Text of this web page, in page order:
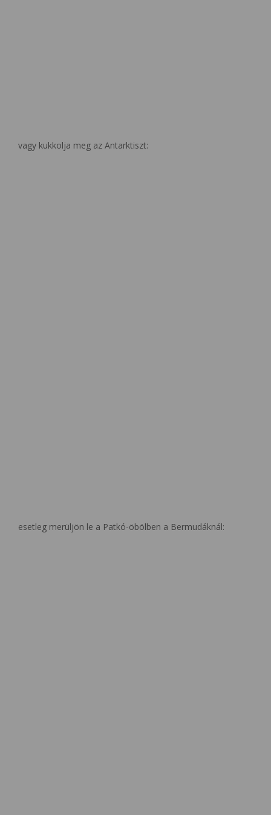
vagy kukkolja meg az Antarktiszt:
esetleg merüljön le a Patkó-öbölben a Bermudáknál: